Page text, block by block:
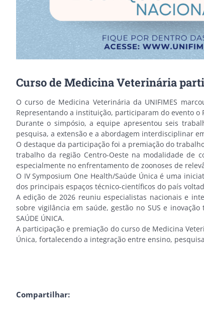
Curso de Medicina Veterinária
O curso de Medicina Veterinária da UNIFIMES
Representando a instituição, participaram do evento o
Durante o simpósio, a equipe apresentou seis
pesquisa, a extensão e a abordagem interdisciplinar
O destaque da participação foi a premiação do
trabalho da região Centro-Oeste na modalidade de
especialmente no enfrentamento de zoonoses de
O IV Symposium One Health/Saúde Única é uma
dos principais espaços técnico-científicos do país
A edição de 2026 reuniu especialistas nacionais e
sobre vigilância em saúde, gestão no SUS e
SAÚDE ÚNICA.
A participação e premiação do curso de Medicina
Única, fortalecendo a integração entre ensino,
Compartilhar: